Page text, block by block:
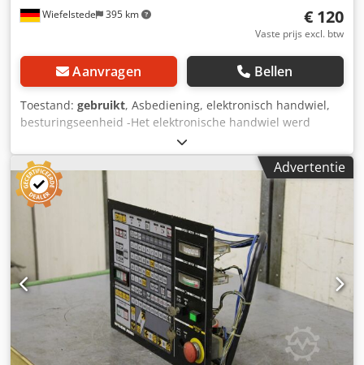
Wiefelstede 395 km € 120
Vaste prijs excl. btw
Aanvragen Bellen
Toestand: gebruikt, Asbediening, elektronisch handwiel,
besturingseenheid -Het elektronische handwiel werd
verwijderd uit een CNC-bewerkingscentrummerk: Hitachi
Seiki type: HC400. Andere onderdelen zijn beschikbaar. -
elektronisch handwiel voor Hitachi Seiki type: HC400 -
Maten: 170/120/H80 mm Djdpfxjdwc I Ss Ac Uowa -gewicht:
0,6 kg
Advertentie